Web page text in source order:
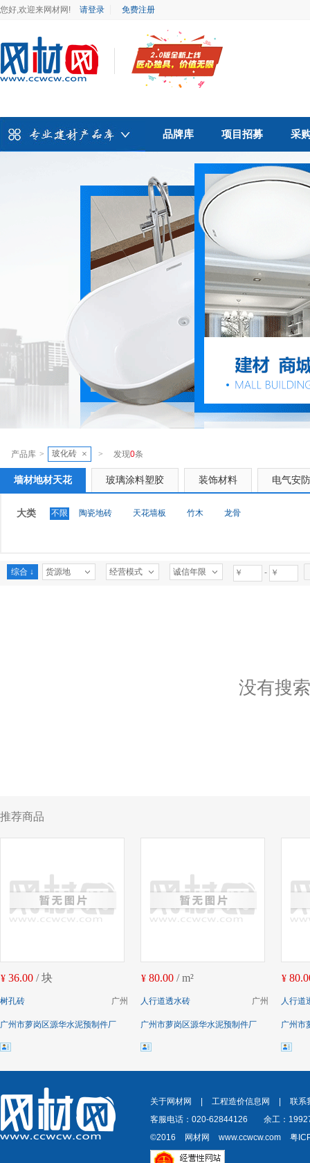
您好,欢迎来网材网! 请登录 免费注册
品牌库 项目招募 采
产品库 > 玻化砖 × > 发现0条
墙材地材天花 玻璃涂料塑胶 装饰材料 电气安
大类 不限 陶瓷地砖 天花墙板 竹木 龙骨
综合 ↓ 货源地 经营模式 诚信年限 -
没有搜
推荐商品
¥ 36.00 / 块
广州
树孔砖
广州市萝岗区源华水泥预制件厂
¥ 80.00 / m²
广州
人行道透水砖
广州市萝岗区源华水泥预制件厂
¥
人行道
广州市
关于网材网 工程造价信息网
联系
客服电话：020-62844126
余工：
©2016
网材网 www.ccwcw.com 粤